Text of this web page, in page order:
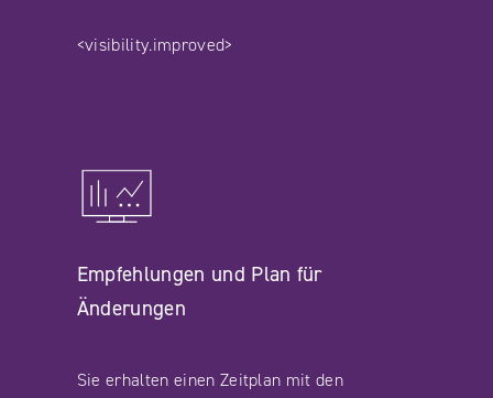
<visibility.improved>
Empfehlungen und Plan für
Änderungen
Sie erhalten einen Zeitplan mit den